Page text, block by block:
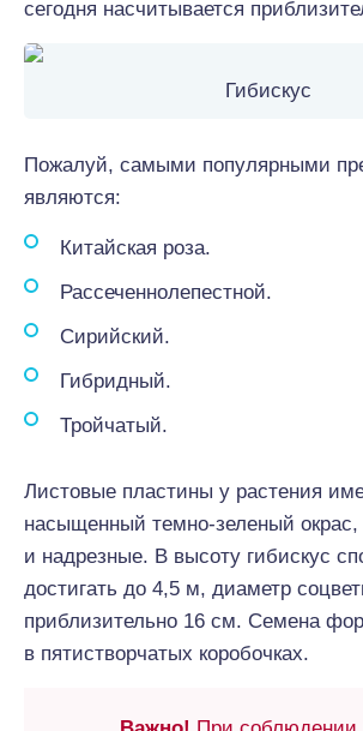
сегодня насчитывается
Гибискус
Пожалуй, самыми популярными
являются:
Китайская роза.
Рассеченнолепестной.
Сирийский.
Гибридный.
Тройчатый.
Листовые пластины у растения
насыщенный темно-зеленый
и надрезные. В высоту гибискус
достигать до 4,5 м, диаметр
приблизительно 16 см. Семена
в пятистворчатых коробочках.